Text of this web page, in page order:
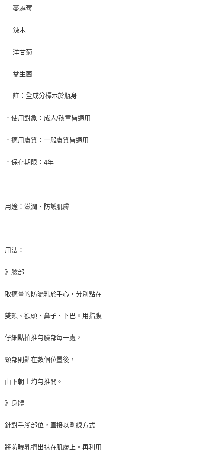
蔓越莓
辣木
洋甘菊
益生菌
註：全成分標示於瓶身
．使用對象：成人/孩童皆適用
．適用膚質：一般膚質皆適用
．保存期限： 4年
用途：滋潤、防護肌膚
用法：
》臉部
取適量的防曬乳於手心，分別點在
雙頰、額頭、鼻子、下巴。用指腹
仔細點拍推勻臉部每一處，
頸部則點在數個位置後，
由下朝上均勻推開。
》身體
針對手腳部位，直接以劃線方式
將防曬乳擠出抹在肌膚上。再利用